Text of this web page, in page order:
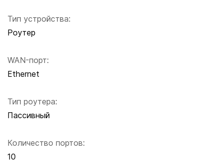
Тип устройства:
Роутер
WAN-порт:
Ethernet
Тип роутера:
Пассивный
Количество портов:
10